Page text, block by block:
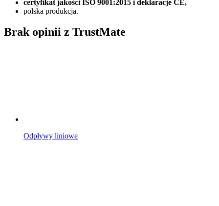
certyfikat jakości ISO 9001:2015 i deklaracje CE,
polska produkcja.
Brak opinii z TrustMate
Odpływy liniowe